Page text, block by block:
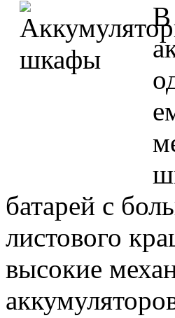
В
батарей с
листового
высокие